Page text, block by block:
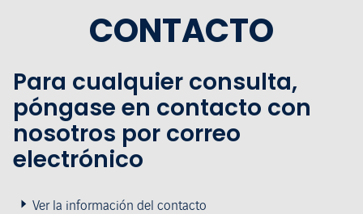
CONTACTO
Para cualquier consulta,
póngase en contacto con
nosotros por correo
electrónico
Ver la información del contacto